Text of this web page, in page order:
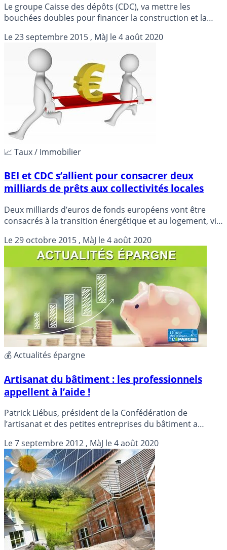
Le groupe Caisse des dépôts (CDC), va mettre les
bouchées doubles pour financer la construction et la
organismes HLM à renforcer leurs fonds propres et en
leur proposant un nouveau prêt à taux fixe pour la
rénovation thermique.
Le23 septembre 2015 , MàJ le4 août 2020
📈 Taux / Immobilier
BEI et CDC s’allient pour consacrer deux
milliards de prêts aux collectivités locales
Deux milliards d’euros de fonds européens vont être
consacrés à la transition énergétique et au logement, via
par la Caisse des Dépôts (CDC), dans le cadre d’un
partenariat avec la Banque européenne d’investissement
(BEI).
Le29 octobre 2015 , MàJ le4 août 2020
💰 Actualités épargne
Artisanat du bâtiment : les professionnels
appellent à l’aide !
Patrick Liébus, président de la Confédération de
l’artisanat et des petites entreprises du bâtiment a
en difficulté...
Le7 septembre 2012, MàJ le4 août 2020